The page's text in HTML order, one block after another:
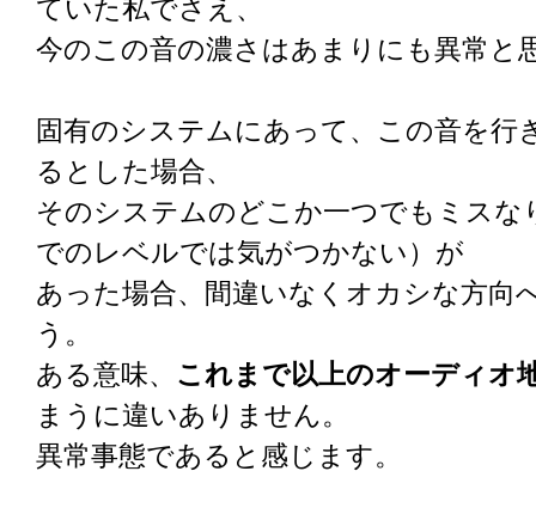
ていた私でさえ、
今のこの音の濃さはあまりにも異常と
固有のシステムにあって、この音を行
るとした場合、
そのシステムのどこか一つでもミスな
でのレベルでは気がつかない）が
あった場合、間違いなくオカシな方向
う。
ある意味、 これまで以上のオーディオ
まうに違いありません。
異常事態であると感じます。